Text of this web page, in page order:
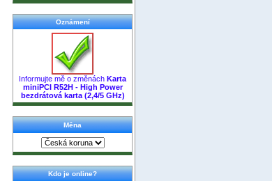
Oznámení
Informujte mě o změnách Karta
miniPCI R52H - High Power
bezdrátová karta (2,4/5 GHz)
Měna
Kdo je online?